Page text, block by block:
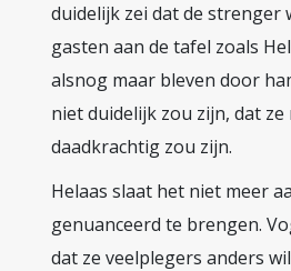
duidelijk zei dat de strenger
gasten aan de tafel zoals
alsnog maar bleven door
niet duidelijk zou zijn, dat
daadkrachtig zou zijn.
Helaas slaat het niet meer
genuanceerd te brengen.
dat ze veelplegers anders